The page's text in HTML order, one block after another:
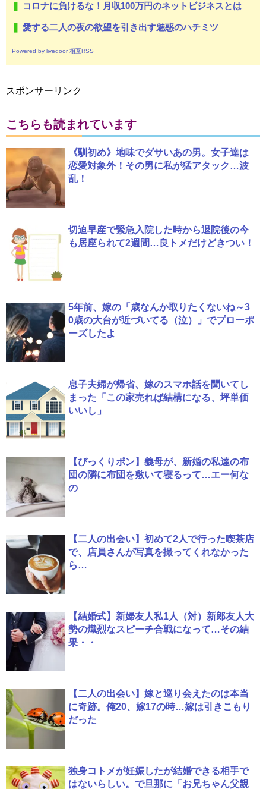
コロナに負けるな！月収100万円のネットビジネスとは
愛する二人の夜の欲望を引き出す魅惑のハチミツ
Powered by livedoor 相互RSS
スポンサーリンク
こちらも読まれています
《馴初め》地味でダサいあの男。女子達は
恋愛対象外！その男に私が猛アタック…波
乱！
切迫早産で緊急入院した時から退院後の今
も居座られて2週間…良トメだけどきつい！
5年前、嫁の「歳なんか取りたくないね～3
0歳の大台が近づいてる（泣）」でプローポ
ーズしたよ
息子夫婦が帰省、嫁のスマホ話を聞いてし
まった「この家売れば結構になる、坪単価
いいし」
【びっくりポン】義母が、新婚の私達の布
団の隣に布団を敷いて寝るって…エー何な
の
【二人の出会い】初めて2人で行った喫茶店
で、店員さんが写真を撮ってくれなかった
ら…
【結婚式】新婦友人私1人（対）新郎友人大
勢の熾烈なスピーチ合戦になって…その結
果・・
【二人の出会い】嫁と巡り会えたのは本当
に奇跡。俺20、嫁17の時…嫁は引きこもり
だった
独身コトメが妊娠したが結婚できる相手で
はないらしい。で旦那に「お兄ちゃん父親